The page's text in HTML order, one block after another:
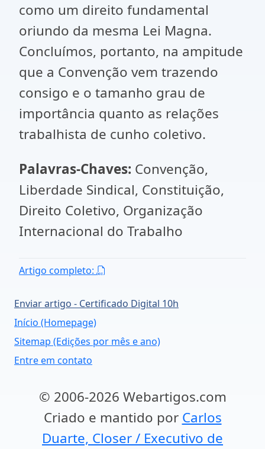
como um direito fundamental
oriundo da mesma Lei Magna.
Concluímos, portanto, na ampitude
que a Convenção vem trazendo
consigo e o tamanho grau de
importância quanto as relações
trabalhista de cunho coletivo.
Palavras-Chaves: Convenção,
Liberdade Sindical, Constituição,
Direito Coletivo, Organização
Internacional do Trabalho
Artigo completo:
Enviar artigo - Certificado Digital 10h
Início (Homepage)
Sitemap (Edições por mês e ano)
Entre em contato
© 2006-2026 Webartigos.com
Criado e mantido por Carlos
Duarte, Closer / Executivo de